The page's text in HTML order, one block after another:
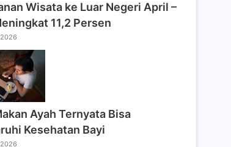
Wisata ke Luar Negeri April –
11,2 Persen
Ayah Ternyata Bisa
Kesehatan Bayi